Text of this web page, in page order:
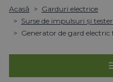
Acasă
Garduri electrice
Surse de impulsuri și
Generator de gard